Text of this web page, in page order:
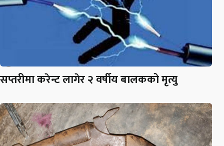
सप्तरीमा करेन्ट लागेर २ वर्षीय बालकको मृत्यु